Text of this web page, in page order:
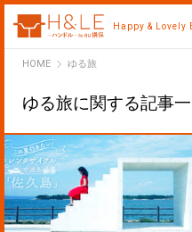
Happy & Lovely
HOMEH&LEゆる旅
ゆる旅に関する記事